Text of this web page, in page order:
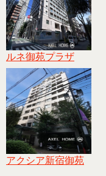
ルネ御苑プラザ
アクシア新宿御苑